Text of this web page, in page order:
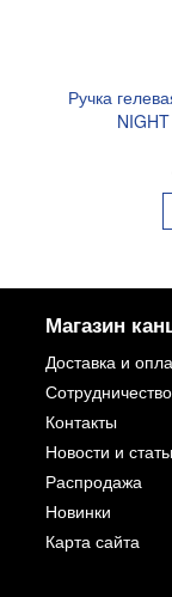
Ручка
Магазин
Доставка и
Сотрудничество
Контакты
Новости и
Распродажа
Новинки
Карта сайта